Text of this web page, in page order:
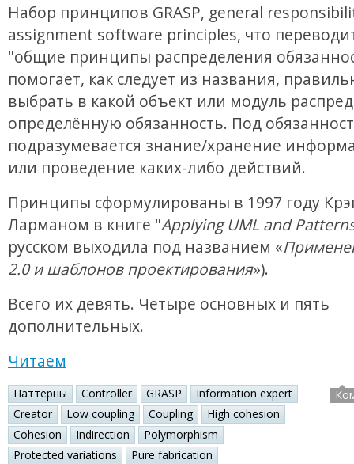
Набор принципов GRASP, general
assignment software principles, что
"общие принципы распределения
помогает, как следует из названия,
выбрать в какой объект или модуль
определённую обязанность. Под
подразумевается знание/хранение
или проведение каких-либо действий.
Принципы сформулированы в 1997 году
Ларманом в книге "Applying UML and
русском выходила под названием «
2.0 и шаблонов проектирования»).
Всего их девять. Четыре основных и пять
дополнительных.
Читаем
Паттерны Controller GRASP
Information expert
Creator
Low coupling Coupling
High cohesion
Cohesion
Indirection
Polymorphism
Protected variations
Pure fabrication